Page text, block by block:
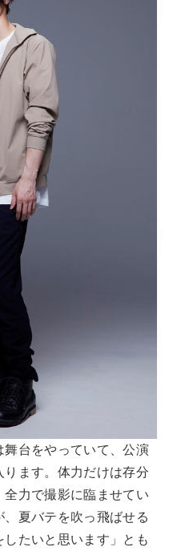
舞台をやっていて、公演
ます。体力だけは存分
力で撮影に臨ませてい
夏バテを吹っ飛ばせる
たいと思います」とも